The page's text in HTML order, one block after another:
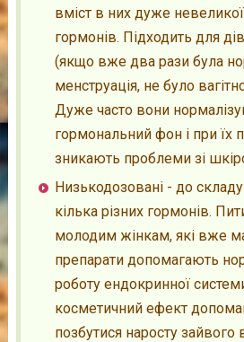
вміст в них дуже невеликої
гормонів. Підходить для
(якщо вже два рази була
менструація, не було
Дуже часто вони
гормональний фон і при їх
зникають проблеми зі
Низькодозовані - до
кілька різних гормонів.
молодим жінкам, які вже
препарати допомагають
роботу ендокринної
косметичний ефект
позбутися наросту зайвого